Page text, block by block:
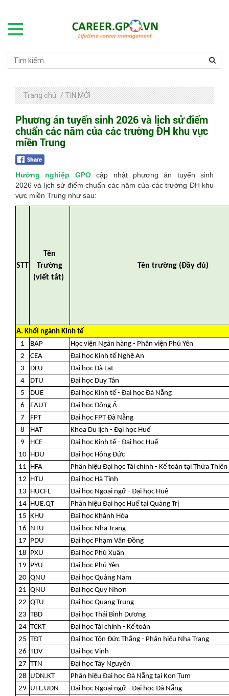
Trang chủ / TIN MỚI
Phương án tuyển sinh 2026 và lịch sử điểm
chuẩn các năm của các trường ĐH khu vực
miền Trung
Hướng nghiệp GPOcập nhật phương án tuyển sinh
2026 và lịch sử điểm chuẩn các năm của các trường ĐH khu
vực miền Trung như sau:
STT
Tên
Trường
(viết tắt)
Tên trường (Đầy đủ)
A. Khối ngành Kinh tế
1
BAP
Học viện Ngân hàng - Phân viện Phú Yên
2
CEA
Đại học Kinh tế Nghệ An
3
DLU
Đại học Đà Lạt
4
DTU
Đại học Duy Tân
5
DUE
Đại học Kinh tế - Đại học Đà Nẵng
6
EAUT
Đại học Đông Á
7
FPT
Đại học FPT Đà Nẵng
8
HAT
Khoa Du lịch - Đại học Huế
9
HCE
Đại học Kinh tế - Đại học Huế
10 HDU
Đại học Hồng Đức
11 HFA
Phân hiệu Đại học Tài chính - Kế toán tại Thừa Thiên
12 HTU
Đại học Hà Tĩnh
13 HUCFL
Đại học Ngoại ngữ - Đại học Huế
14 HUE.QT
Phân hiệu Đại học Huế tại Quảng Trị
15 KHU
Đại học Khánh Hòa
16 NTU
Đại học Nha Trang
17 PDU
Đại học Phạm Văn Đồng
18 PXU
Đại học Phú Xuân
19 PYU
Đại học Phú Yên
20 QNU
Đại học Quảng Nam
21 QNU
Đại học Quy Nhơn
22 QTU
Đại học Quang Trung
23 TBD
Đại học Thái Bình Dương
24 TCKT
Đại học Tài chính - Kế toán
25 TĐT
Đại học Tôn Đức Thắng - Phân hiệu Nha Trang
26 TDV
Đại học Vinh
27 TTN
Đại học Tây Nguyên
28 UDN.KT
Phân hiệu Đại học Đà Nẵng tại Kon Tum
29 UFL.UDN
Đại học Ngoại ngữ - Đại học Đà Nẵng